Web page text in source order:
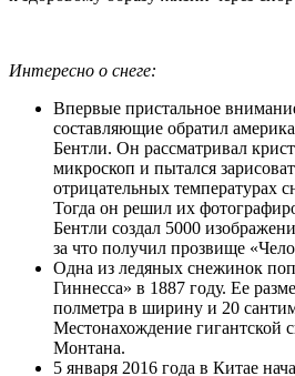
Интересно о снеге:
Впервые пристальное
составляющие обратил
Бентли. Он рассматривал
микроскоп и пытался
отрицательных температурах
Тогда он решил их
Бентли создал 5000
за что получил прозвище
Одна из ледяных снежинок
Гиннесса» в 1887 году. Ее
полметра в ширину и 20
Местонахождение
Монтана.
5 января 2016 года в Китае